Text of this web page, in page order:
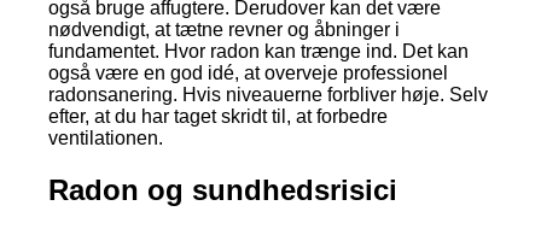
også bruge affugtere. Derudover kan det være
nødvendigt, at tætne revner og åbninger i
fundamentet. Hvor radon kan trænge ind. Det kan
også være en god idé, at overveje professionel
radonsanering. Hvis niveauerne forbliver høje. Selv
efter, at du har taget skridt til, at forbedre
ventilationen.
Radon og sundhedsrisici